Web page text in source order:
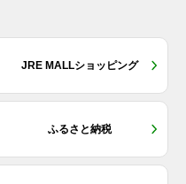
JRE MALLショッピング
ふるさと納税